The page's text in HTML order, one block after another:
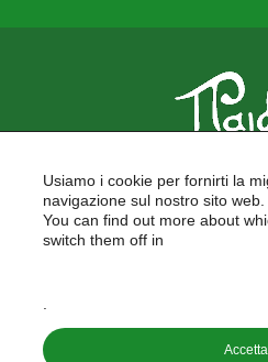
FORMAZIONE
FORMAZIONE
PROGETTI
Copyright ©
Usiamo i cookie per fornirti la
navigazione sul nostro sito web.
You can find out more about
switch them off in
Accetta